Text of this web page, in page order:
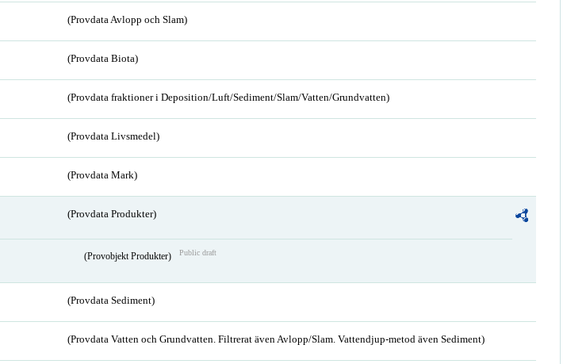
(Provdata Avlopp och Slam)
(Provdata Biota)
(Provdata fraktioner i Deposition/Luft/Sediment/Slam/Vatten/Grundvatten)
(Provdata Livsmedel)
(Provdata Mark)
(Provdata Produkter)
(Provobjekt Produkter) Public draft
(Provdata Sediment)
(Provdata Vatten och Grundvatten. Filtrerat även Avlopp/Slam. Vattendjup-metod även Sediment)